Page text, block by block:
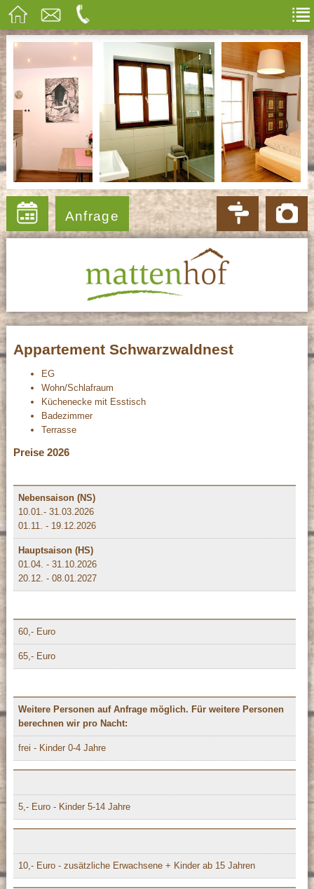
Anfrage
Appartement Schwarzwaldnest
EG
Wohn/Schlafraum
Küchenecke mit Esstisch
Badezimmer
Terrasse
Preise 2026
Nebensaison (NS)
10.01.- 31.03.2026
01.11. - 19.12.2026
Hauptsaison (HS)
01.04. - 31.10.2026
20.12. - 08.01.2027
60,- Euro
65,- Euro
Weitere Personen auf Anfrage möglich. Für weitere Personen
berechnen wir pro Nacht:
frei - Kinder 0-4 Jahre
5,- Euro - Kinder 5-14 Jahre
10,- Euro - zusätzliche Erwachsene + Kinder ab 15 Jahren